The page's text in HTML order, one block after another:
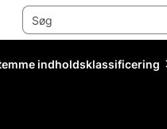
indholdsklassificering